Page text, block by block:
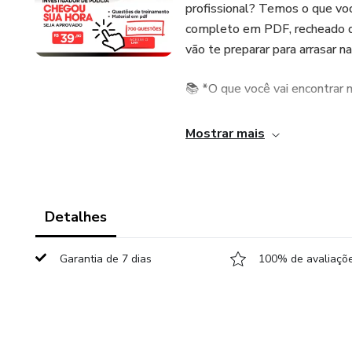
profissional? Temos o que
completo em PDF,
vão te preparar para arrasar
📚 *O que você vai encontrar
- *Material didático*: Acesso
Tudo para otimizar seu
Mostrar mais
Detalhes
Garantia de 7 dias 100% de